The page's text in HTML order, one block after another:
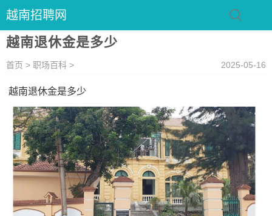
越南招聘网
越南退休金是多少
首页 > 职场百科 > 2025-05-16
越南退休金是多少